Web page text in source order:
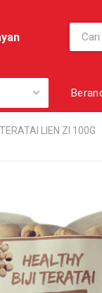
LIEN ZI 100G